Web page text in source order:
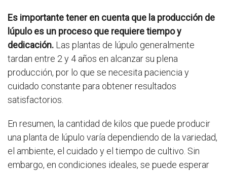
Es importante tener en cuenta que la producción de
lúpulo es un proceso que requiere tiempo y
dedicación. Las plantas de lúpulo generalmente
tardan entre 2 y 4 años en alcanzar su plena
producción, por lo que se necesita paciencia y
cuidado constante para obtener resultados
satisfactorios.
En resumen, la cantidad de kilos que puede producir
una planta de lúpulo varía dependiendo de la variedad,
el ambiente, el cuidado y el tiempo de cultivo. Sin
embargo, en condiciones ideales, se puede esperar